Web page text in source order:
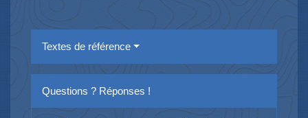
Textes de référence
Questions ? Réponses !